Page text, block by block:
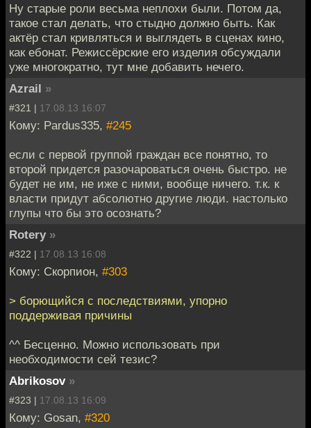
Ну старые роли весьма неплохи были. Потом да,
такое стал делать, что стыдно должно быть. Как
актёр стал кривляться и выглядеть в сценах кино,
как ебонат. Режиссёрские его изделия обсуждали
уже многократно, тут мне добавить нечего.
Azrail »
#321 | 17.08.13 16:07
Кому: Pardus335, #245
если с первой группой граждан все понятно, то
второй придется разочароваться очень быстро. не
будет не им, не иже с ними, вообще ничего. т.к. к
власти придут абсолютно другие люди. настолько
глупы что бы это осознать?
Rotery »
#322 | 17.08.13 16:08
Кому: Скорпион, #303
> борющийся с последствиями, упорно
поддерживая причины
^^ Бесценно. Можно использовать при
необходимости сей тезис?
Abrikosov »
#323 | 17.08.13 16:09
Кому: Gosan, #320